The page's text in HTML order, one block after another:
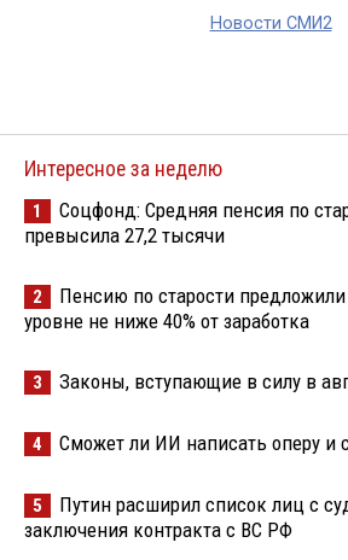
Новости СМИ2
Интересное за неделю
1
Соцфонд: Средняя пенсия по
превысила 27,2 тысячи
2
Пенсию по старости
уровне не ниже 40% от заработка
3 Законы, вступающие в силу в
4 Сможет ли ИИ написать оперу и
5
Путин расширил список лиц с
заключения контракта с ВС РФ